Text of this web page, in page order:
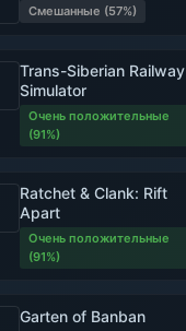
Смешанные (57%)
Trans-Siberian Railway
Simulator
Очень положительные
(91%)
Ratchet & Clank: Rift
Apart
Очень положительные
(91%)
Garten of Banban